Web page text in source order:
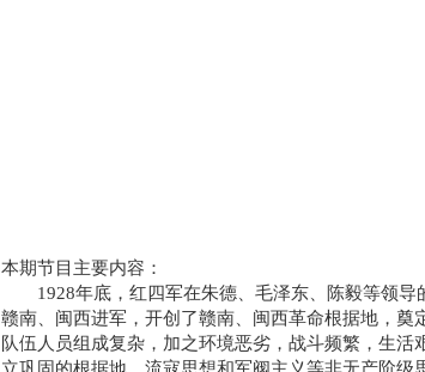
本期节目主要内容：
1928年底，红四军在朱德、毛泽东、陈毅等领
赣南、闽西进军，开创了赣南、闽西革命根据地，
队伍人员组成复杂，加之环境恶劣，战斗频繁，生